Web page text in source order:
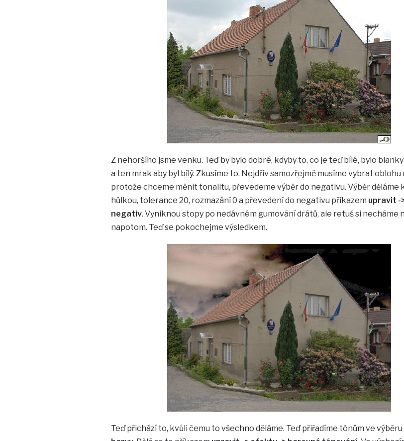
Z nehoršího jsme venku. Teď by bylo dobré, kdyby to, co je teď bílé, bylo
a ten mrak aby byl bílý. Zkusíme to. Nejdřív samozřejmě musíme vybrat oblohu
protože chceme měnit tonalitu, převedeme výběr do negativu. Výběr děláme
hůlkou, tolerance 20, rozmazání 0 a převedení do negativu příkazem upravit -
negativ. Vyniknou stopy po nedávném gumování drátů, ale retuš si necháme
napotom. Teď se pokochejme výsledkem.
Teď přichází to, kvůli čemu to všechno děláme. Teď přiřadíme tónům ve výběru